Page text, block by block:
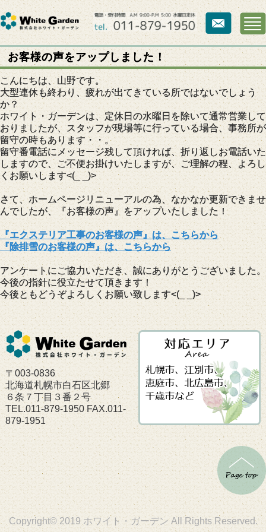
お客様の声をアップしました！
こんにちは、山野です。
大型連休も終わり、疲れが出てきている所ではないでしょう
か？
ホワイト・ガーデンは、定休日の水曜日を除いて通常営業して
おりましたが、スタッフが現場等に行っている場合、事務所が
留守の時もあります・・。
留守番電話にメッセージ残して頂ければ、折り返しお電話いた
しますので、ご不便お掛けいたしますが、ご理解の程、よろし
くお願いします<(_ _)>
さて、ホームページリニューアルの為、なかなか更新できませ
んでしたが、『お客様の声』をアップいたしました！
『エクステリア工事のお客様の声』は、こちらから
『除排雪のお客様の声』は、こちらから
アンケートにご協力いただき、誠にありがとうございました。
今後の指針に役立たせて頂きます！
今後ともどうぞよろしくお願い致します<(_ _)>
〒003-0836
北海道札幌市白石区北郷
６条７丁目３番２号
TEL.011-879-1950 FAX.011-
879-1951
Copyright© 2019 ホワイト・ガーデン All Rights Reserved.